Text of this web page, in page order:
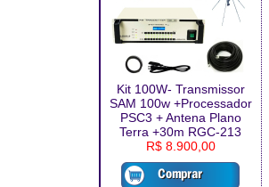
Kit 100W- Transmissor
SAM 100w +Processador
PSC3 + Antena Plano
Terra +30m RGC-213
R$ 8.900,00